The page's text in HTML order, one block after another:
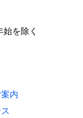
を除く
内